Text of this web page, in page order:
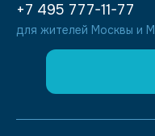
+7 495 777-11-77
для жителей Москвы и